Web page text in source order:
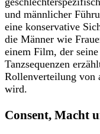
und männlicher
eine konservative
die Männer wie
einem Film, der
Tanzsequenzen
Rollenverteilung von
wird.
Consent, Macht